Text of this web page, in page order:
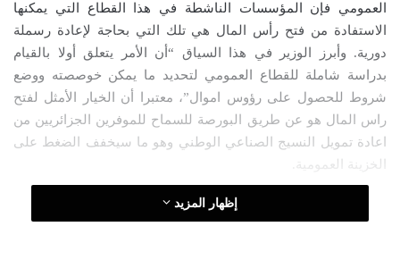
ك
ت
ر
و
ي
العمومي فإن المؤسسات الناشطة في هذا القطاع التي يمكنها
الاستفادة من فتح رأس المال هي تلك التي بحاجة لإعادة رسملة
دورية. وأبرز الوزير في هذا السياق “أن الأمر يتعلق أولا بالقيام
بدراسة شاملة للقطاع العمومي لتحديد ما يمكن خوصصته ووضع
شروط للحصول على رؤوس اموال”، معتبرا أن الخيار الأمثل لفتح
راس المال هو عن طريق البورصة للسماح للموفرين الجزائريين من
اعادة تمويل النسيج الصناعي الوطني وهو ما سيخفف الضغط على
الخزينة العمومية.
إظهار المزيد